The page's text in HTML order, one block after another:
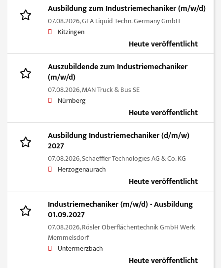
Ausbildung zum Industriemechaniker (m/w/d)
07.08.2026,GEA Liquid Techn. Germany GmbH
Kitzingen
Heute veröffentlicht
Auszubildende zum Industriemechaniker
(m/w/d)
07.08.2026,MAN Truck & Bus SE
Nürnberg
Heute veröffentlicht
Ausbildung Industriemechaniker (d/m/w)
2027
07.08.2026,Schaeffler Technologies AG & Co. KG
Herzogenaurach
Heute veröffentlicht
Industriemechaniker (m/w/d) - Ausbildung
01.09.2027
07.08.2026,Rösler Oberflächentechnik GmbH Werk
Memmelsdorf
Untermerzbach
Heute veröffentlicht